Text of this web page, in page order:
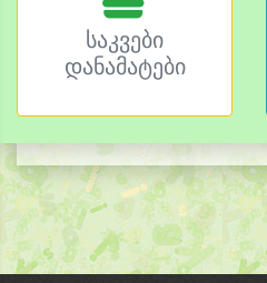
საკვები
დანამატები